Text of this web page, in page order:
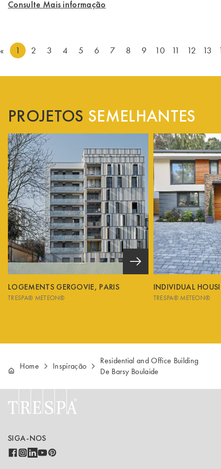
Consulte Mais informação
« 1 2 3 4 5 6 7 8 9 10 11 12 13
PROJETOS SEMELHANTES
LOGEMENTS GERGOVIE, PARIS
TRESPA® METEON®
INDIVIDUAL
TRESPA® METEON®
Home Inspiração
Residential and Office Building
De Barsy Boulaide
SIGA-NOS